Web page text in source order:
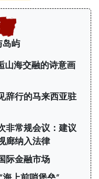
岛屿
山海交融的诗意画
辞行的马来西亚驻
非常规会议：建议
廊纳入法律
际金融市场